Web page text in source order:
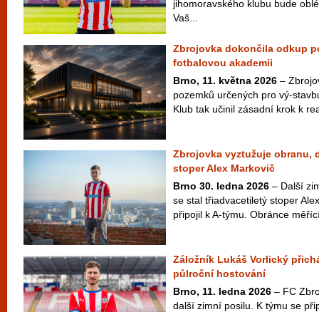
jihomoravského klubu bude
Vaš...
Zbrojovka dokončila odkup
fotbalovou akademii
Brno, 11. května 2026 –
pozemků určených pro vý-
Klub tak učinil zásadní krok k
Zbrojovka vyztužuje obranu,
stoper Alex Markovič
Brno 30. ledna 2026 – Další
se stal třiadvacetiletý stoper
připojil k A-týmu. Obránce
Záložník Lukáš Vorlický
půlroční hostování
Brno, 11. ledna 2026 – FC
další zimní posilu. K týmu se